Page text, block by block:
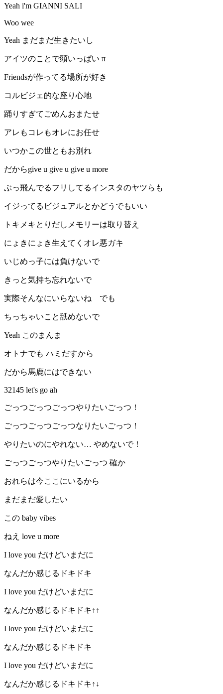
Yeah i'm GIANNI SALI
Woo wee
Yeah まだまだ生きたいし
アイツのことで頭いっぱい π
Friendsが作ってる場所が好き
コルビジェ的な座り心地
踊りすぎてごめんおまたせ
アレもコレもオレにお任せ
いつかこの世ともお別れ
だからgive u give u give u more
ぶっ飛んでるフリしてるインスタのヤツらも
イジってるビジュアルとかどうでもいい
トキメキとりだしメモリーは取り替え
にょきにょき生えてくオレ悪ガキ
いじめっ子には負けないで
きっと気持ち忘れないで
実際そんなにいらないね でも
ちっちゃいこと舐めないで
Yeah このまんま
オトナでも ハミだすから
だから馬鹿にはできない
32145 let's go ah
ごっつごっつごっつやりたいごっつ！
ごっつごっつごっつなりたいごっつ！
やりたいのにやれない… やめないで！
ごっつごっつやりたいごっつ 確か
おれらは今ここにいるから
まだまだ愛したい
この baby vibes
ねえ love u more
I love you だけどいまだに
なんだか感じるドキドキ
I love you だけどいまだに
なんだか感じるドキドキ↑↑
I love you だけどいまだに
なんだか感じるドキドキ
I love you だけどいまだに
なんだか感じるドキドキ↑↓